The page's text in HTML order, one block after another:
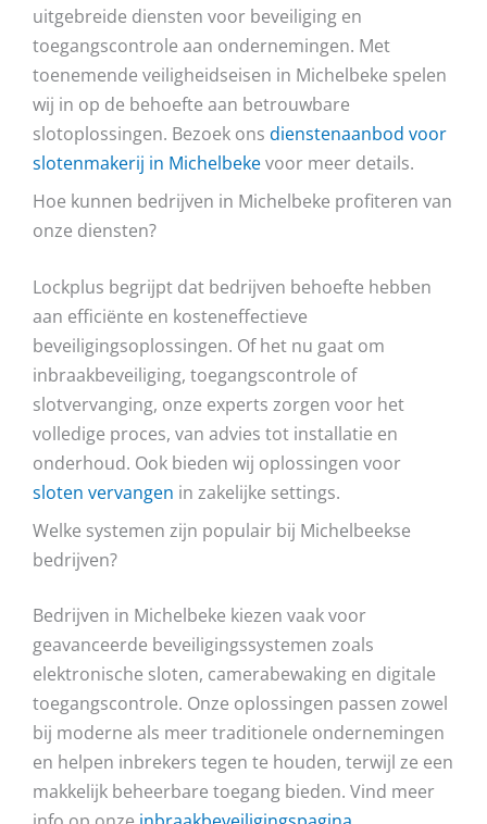
uitgebreide diensten voor beveiliging en
toegangscontrole aan ondernemingen. Met
toenemende veiligheidseisen in Michelbeke spelen
wij in op de behoefte aan betrouwbare
slotoplossingen. Bezoek ons dienstenaanbod voor
slotenmakerij in Michelbekevoor meer details.
Hoe kunnen bedrijven in Michelbeke profiteren van
onze diensten?
Lockplus begrijpt dat bedrijven behoefte hebben
aan efficiënte en kosteneffectieve
beveiligingsoplossingen. Of het nu gaat om
inbraakbeveiliging, toegangscontrole of
slotvervanging, onze experts zorgen voor het
volledige proces, van advies tot installatie en
onderhoud. Ook bieden wij oplossingen voor
sloten vervangen in zakelijke settings.
Welke systemen zijn populair bij Michelbeekse
bedrijven?
Bedrijven in Michelbeke kiezen vaak voor
geavanceerde beveiligingssystemen zoals
elektronische sloten, camerabewaking en digitale
toegangscontrole. Onze oplossingen passen zowel
bij moderne als meer traditionele ondernemingen
en helpen inbrekers tegen te houden, terwijl ze een
makkelijk beheerbare toegang bieden. Vind meer